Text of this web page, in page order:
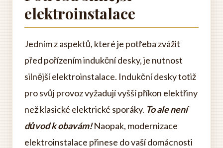
elektroinstalace
Jedním z aspektů, které je potřeba zvážit
před pořízením indukční desky, je nutnost
silnější elektroinstalace. Indukční desky totiž
pro svůj provoz vyžadují vyšší příkon elektřiny
než klasické elektrické sporáky. To ale není
důvod k obavám!Naopak, modernizace
elektroinstalace přinese do vaší domácnosti